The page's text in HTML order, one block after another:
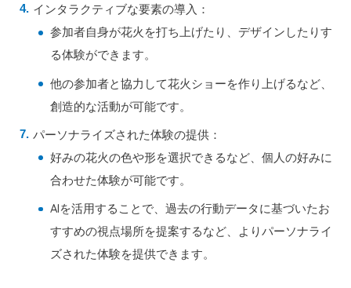
インタラクティブな要素の導入：
参加者自身が花火を打ち上げたり、デザインしたりす
る体験ができます。
他の参加者と協力して花火ショーを作り上げるなど、
創造的な活動が可能です。
パーソナライズされた体験の提供：
好みの花火の色や形を選択できるなど、個人の好みに
合わせた体験が可能です。
AIを活用することで、過去の行動データに基づいたお
すすめの視点場所を提案するなど、よりパーソナライ
ズされた体験を提供できます。